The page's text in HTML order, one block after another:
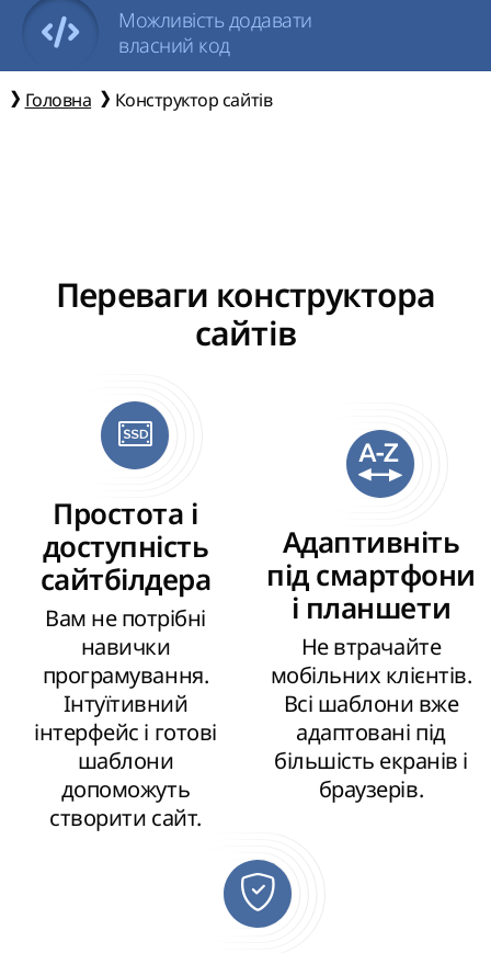
Можливість додавати
власний код
Головна Конструктор сайтів
Переваги конструктора
сайтів
Простота і
доступність
сайтбілдера
Вам не потрібні
навички
програмування.
Інтуїтивний
інтерфейс і готові
шаблони
допоможуть
створити сайт.
Адаптивніть
під смартфони
і планшети
Не втрачайте
мобільних клієнтів.
Всі шаблони вже
адаптовані під
більшість екранів і
браузерів.